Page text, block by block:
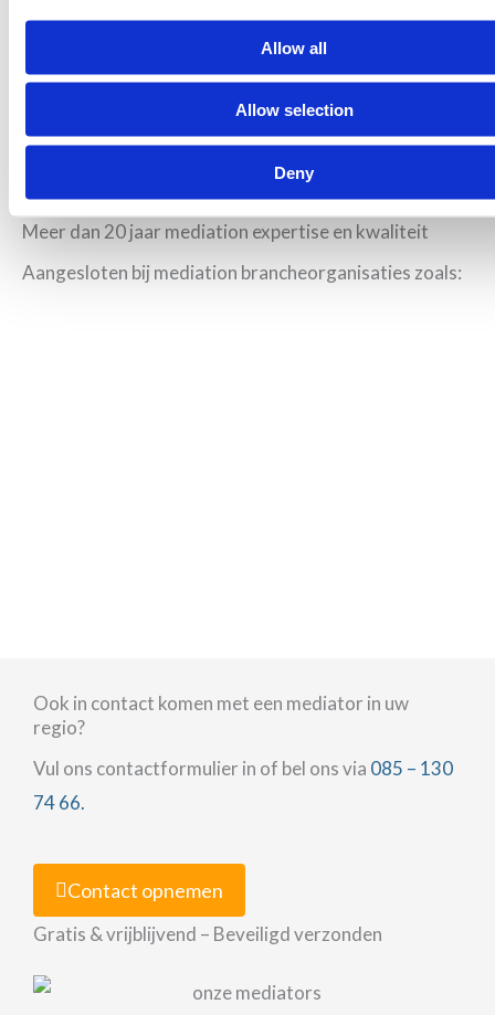
Allow all
Allow selection
Deny
leiden.
Meer dan 20 jaar mediation expertise en kwaliteit
Aangesloten bij mediation brancheorganisaties zoals:
Ook in contact komen met een mediator in uw
regio?
Vul ons contactformulier in of bel ons via 085 – 130
74 66.
Contact opnemen
Gratis & vrijblijvend – Beveiligd verzonden